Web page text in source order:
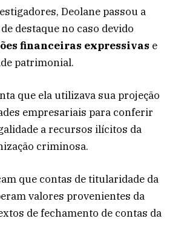
Deolane passou a
destaque no caso devido
financeiras expressivas e
patrimonial.
que ela utilizava sua projeção
empresariais para conferir
a recursos ilícitos da
criminosa.
que contas de titularidade da
valores provenientes da
de fechamento de contas da